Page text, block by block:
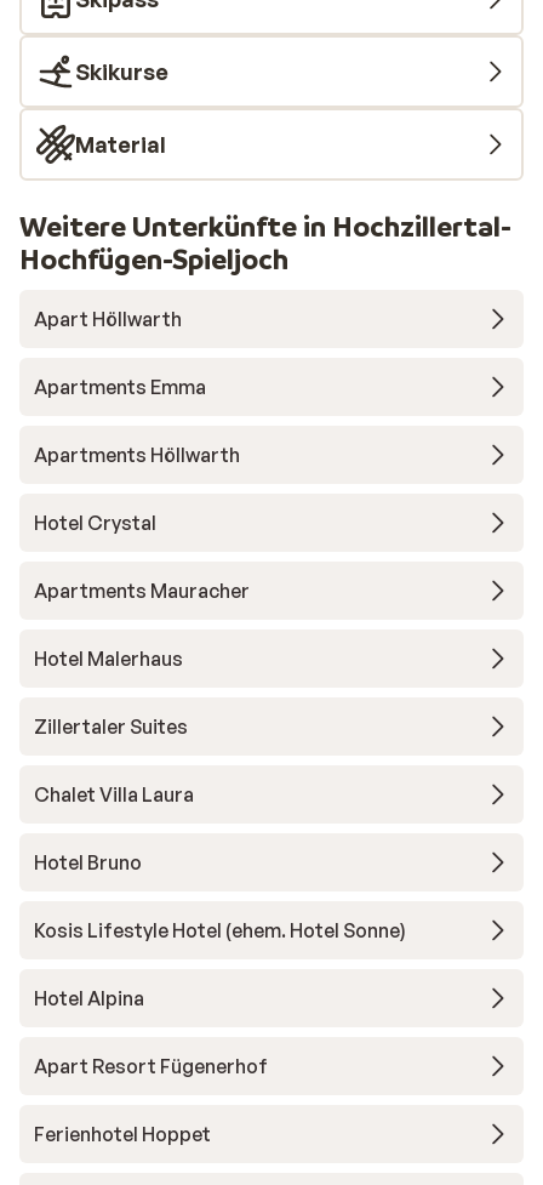
Skikurse
Material
Weitere Unterkünfte in Hochzillertal-
Hochfügen-Spieljoch
Apart Höllwarth
Apartments Emma
Apartments Höllwarth
Hotel Crystal
Apartments Mauracher
Hotel Malerhaus
Zillertaler Suites
Chalet Villa Laura
Hotel Bruno
Kosis Lifestyle Hotel (ehem. Hotel Sonne)
Hotel Alpina
Apart Resort Fügenerhof
Ferienhotel Hoppet